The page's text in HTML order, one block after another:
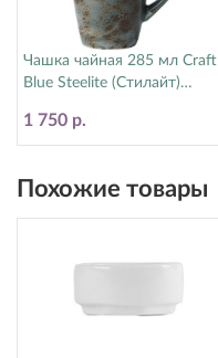
Чашка чайная 285 мл Craft
Blue Steelite (Стилайт)
1 750 р.
Похожие товары